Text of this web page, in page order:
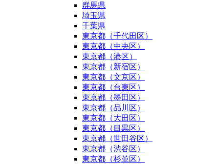
群馬県
埼玉県
千葉県
東京都（千代田区）
東京都（中央区）
東京都（港区）
東京都（新宿区）
東京都（文京区）
東京都（台東区）
東京都（墨田区）
東京都（品川区）
東京都（大田区）
東京都（目黒区）
東京都（世田谷区）
東京都（渋谷区）
東京都（杉並区）